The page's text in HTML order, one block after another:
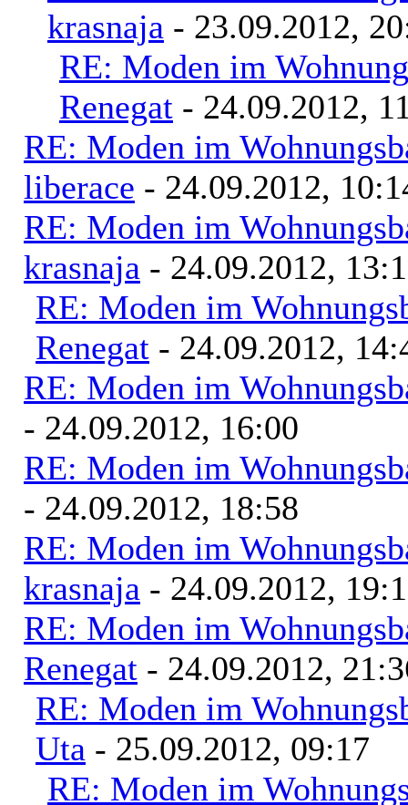
krasnaja - 23.09.2012,
RE: Moden im
Renegat - 24.09.2012,
RE: Moden im
liberace - 24.09.2012,
RE: Moden im
krasnaja - 24.09.2012,
RE: Moden im
Renegat - 24.09.2012,
RE: Moden im
- 24.09.2012, 16:00
RE: Moden im
- 24.09.2012, 18:58
RE: Moden im
krasnaja - 24.09.2012,
RE: Moden im
Renegat - 24.09.2012,
RE: Moden im
Uta - 25.09.2012, 09:17
RE: Moden im